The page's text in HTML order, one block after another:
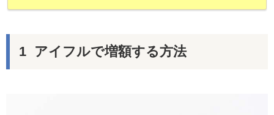
アイフルで増額する方法